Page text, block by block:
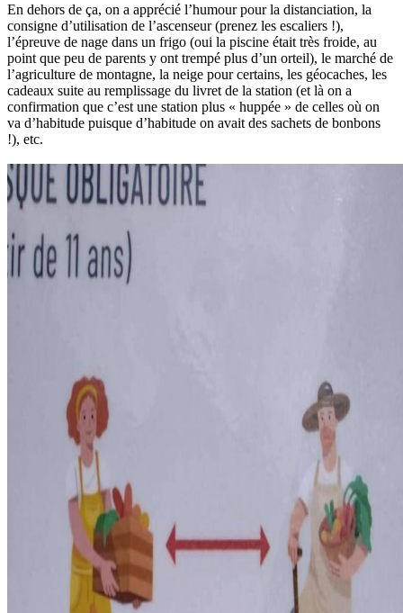
En dehors de ça, on a apprécié l’humour pour la distanciation, la
consigne d’utilisation de l’ascenseur (prenez les escaliers !),
l’épreuve de nage dans un frigo (oui la piscine était très froide, au
point que peu de parents y ont trempé plus d’un orteil), le marché de
l’agriculture de montagne, la neige pour certains, les géocaches, les
cadeaux suite au remplissage du livret de la station (et là on a
confirmation que c’est une station plus « huppée » de celles où on
va d’habitude puisque d’habitude on avait des sachets de bonbons
!), etc.